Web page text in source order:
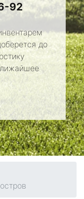
92
до